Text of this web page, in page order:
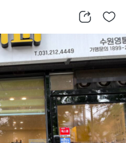
공유하기 찜하기